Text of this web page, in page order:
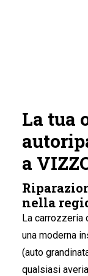
La tua
a
nella
La carrozzeria
una moderna
(auto
qualsiasi